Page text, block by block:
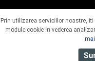
Copyright © 2021 - AGENTIA
J40/
Prin utilizarea serviciilor noastre,
module cookie in vederea